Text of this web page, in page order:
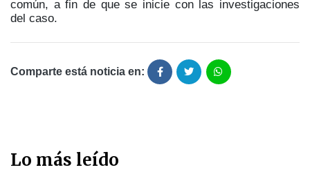
común, a fin de que se inicie con las investigaciones
del caso.
Comparte está noticia en:
Lo más leído